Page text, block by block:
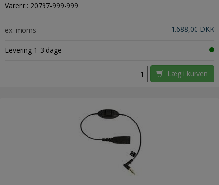
Varenr.: 20797-999-999
ex. moms 1.688,00 DKK
Levering 1-3 dage
Læg i kurven